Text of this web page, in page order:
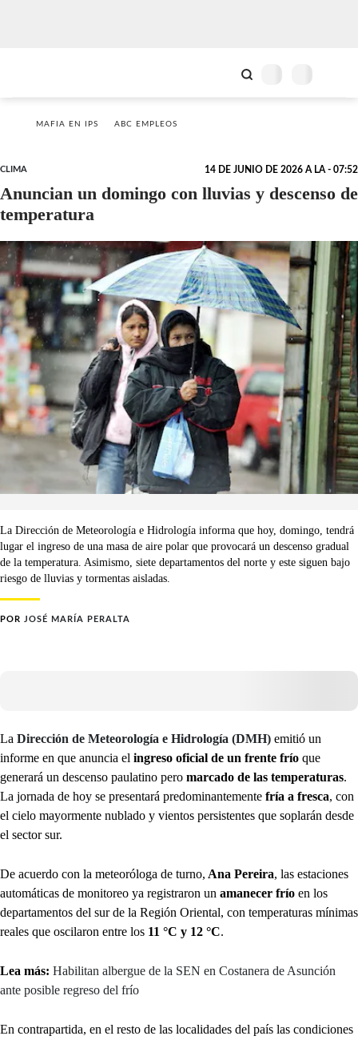
MAFIA EN IPS ABC EMPLEOS
CLIMA 14 DE JUNIO DE 2026 A LA - 07:52
Anuncian un domingo con lluvias y descenso de
temperatura
La Dirección de Meteorología e Hidrología informa que hoy, domingo, tendrá
lugar el ingreso de una masa de aire polar que provocará un descenso gradual
de la temperatura. Asimismo, siete departamentos del norte y este siguen bajo
riesgo de lluvias y tormentas aisladas.
POR JOSÉ MARÍA PERALTA
La Dirección de Meteorología e Hidrología (DMH) emitió un
informe en que anuncia el ingreso oficial de un frente frío que
generará un descenso paulatino pero marcado de las temperaturas.
La jornada de hoy se presentará predominantemente fría a fresca, con
el cielo mayormente nublado y vientos persistentes que soplarán desde
el sector sur.
De acuerdo con la meteoróloga de turno, Ana Pereira, las estaciones
automáticas de monitoreo ya registraron un amanecer frío en los
departamentos del sur de la Región Oriental, con temperaturas mínimas
reales que oscilaron entre los 11 °C y 12 °C.
Lea más: Habilitan albergue de la SEN en Costanera de Asunción
ante posible regreso del frío
En contrapartida, en el resto de las localidades del país las condiciones